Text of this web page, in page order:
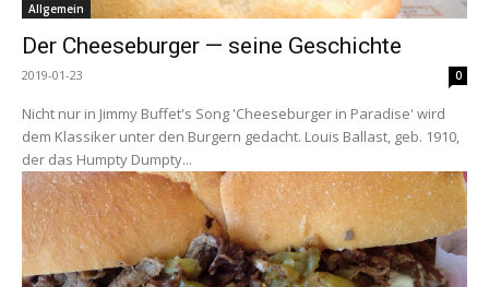
Allgemein
Der Cheeseburger — seine Geschichte
2019-01-23 0
Nicht nur in Jimmy Buffet's Song 'Cheeseburger in Paradise' wird
dem Klassiker unter den Burgern gedacht. Louis Ballast, geb. 1910,
der das Humpty Dumpty...